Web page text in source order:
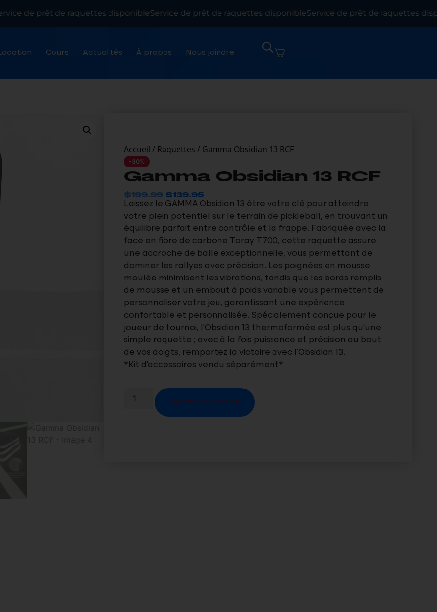
de prêt de raquettes disponibleService de prêt de raquettes disponibleService de prêt de raquettes
Cours Actualités À propos Nous joindre
Accueil / Raquettes / Gamma Obsidian 13 RCF
-30%
Gamma Obsidian 13 RCF
$199.99 $139.95
Laissez le GAMMA Obsidian 13 être votre clé pour atteindre
votre plein potentiel sur le terrain de pickleball, en trouvant un
équilibre parfait entre contrôle et la frappe. Fabriquée avec la
face en fibre de carbone Toray T700, cette raquette assure
une accroche de balle exceptionnelle, vous permettant de
dominer les rallyes avec précision. Les poignées en mousse
moulée minimisent les vibrations, tandis que les bords remplis
de mousse et un embout à poids variable vous permettent de
personnaliser votre jeu, garantissant une expérience
confortable et personnalisée. Spécialement conçue pour le
joueur de tournoi, l’Obsidian 13 thermoformée est plus qu’une
simple raquette ; avec à la fois puissance et précision au bout
de vos doigts, remportez la victoire avec l’Obsidian 13.
*Kit d’accessoires vendu séparément*
Ajouter au panier